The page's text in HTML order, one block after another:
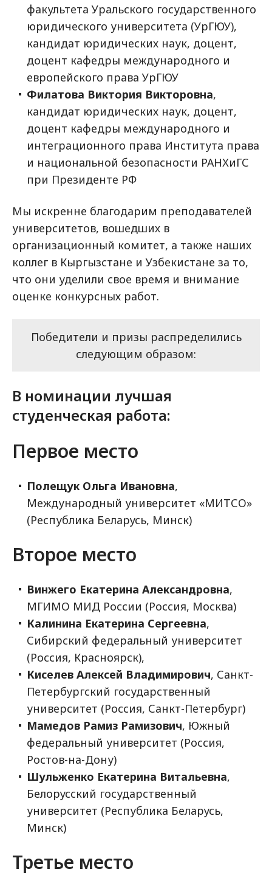
факультета Уральского государственного
юридического университета (УрГЮУ),
кандидат юридических наук, доцент,
доцент кафедры международного и
европейского права УрГЮУ
Филатова Виктория Викторовна,
кандидат юридических наук, доцент,
доцент кафедры международного и
интеграционного права Института права
и национальной безопасности РАНХиГС
при Президенте РФ
Мы искренне благодарим преподавателей
университетов, вошедших в
организационный комитет, а также наших
коллег в Кыргызстане и Узбекистане за то,
что они уделили свое время и внимание
оценке конкурсных работ.
Победители и призы распределились
следующим образом:
В номинации лучшая
студенческая работа:
Первое место
Полещук Ольга Ивановна,
Международный университет «МИТСО»
(Республика Беларусь, Минск)
Второе место
Винжего Екатерина Александровна,
МГИМО МИД России (Россия, Москва)
Калинина Екатерина Сергеевна,
Сибирский федеральный университет
(Россия, Красноярск),
Киселев Алексей Владимирович, Санкт-
Петербургский государственный
университет (Россия, Санкт-Петербург)
Мамедов Рамиз Рамизович, Южный
федеральный университет (Россия,
Ростов-на-Дону)
Шульженко Екатерина Витальевна,
Белорусский государственный
университет (Республика Беларусь,
Минск)
Третье место